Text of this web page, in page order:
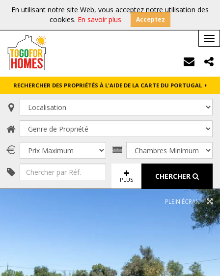
En utilisant notre site Web, vous acceptez notre utilisation des
cookies. En savoir plus Acceptez
RECHERCHER DES PROPRIÉTÉS À L'AIDE DE LA CARTE DU PORTUGAL
PLUS CHERCHER
PLEIN ÉCRAN